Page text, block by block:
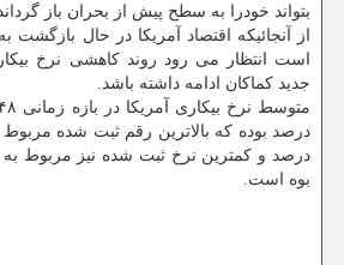
بتواند خودرا به سطح پیش از بحران باز گرداند.
از آنجائیکه اقتصاد آمریکا در حال
است انتظار می رود روند کاهشی نرخ
جدید کماکان ادامه داشته باشد.
بوه است.